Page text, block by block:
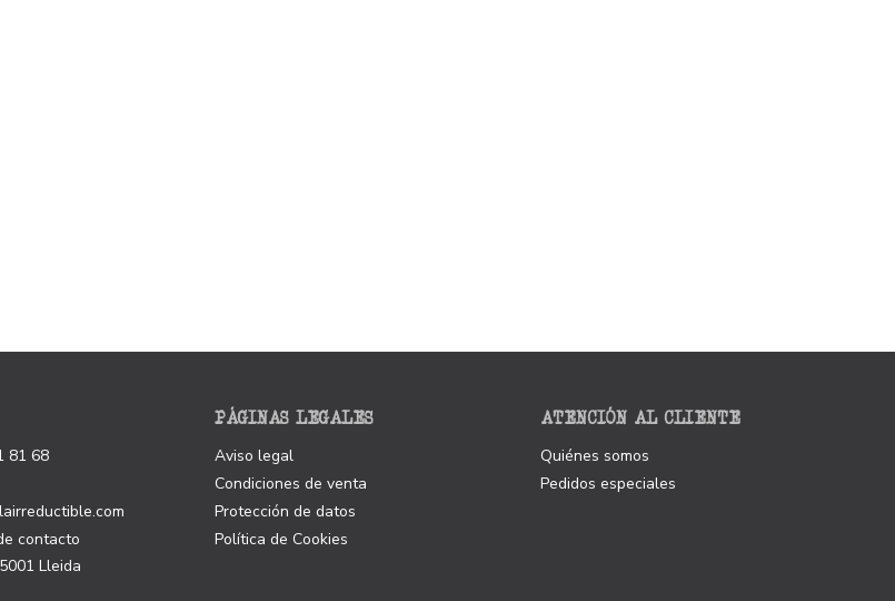
81 68
contacto
Lleida
PÁGINAS LEGALES
Aviso legal
Condiciones de venta
Protección de datos
Política de Cookies
ATENCIÓN AL CLIENTE
Quiénes somos
Pedidos especiales